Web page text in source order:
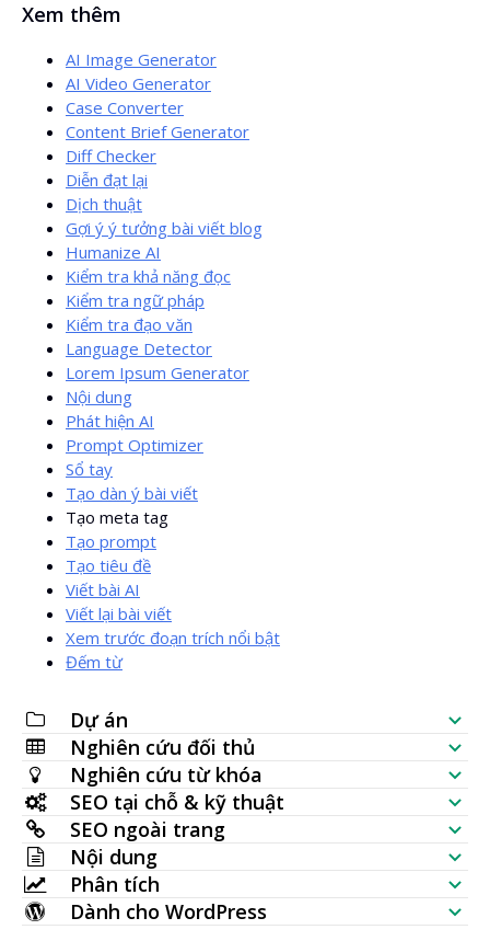
phương pháp tối ưu
Xem thêm
AI Image Generator
AI Video Generator
Case Converter
Content Brief Generator
Diff Checker
Diễn đạt lại
Dịch thuật
Gợi ý ý tưởng bài viết blog
Humanize AI
Kiểm tra khả năng đọc
Kiểm tra ngữ pháp
Kiểm tra đạo văn
Language Detector
Lorem Ipsum Generator
Nội dung
Phát hiện AI
Prompt Optimizer
Sổ tay
Tạo dàn ý bài viết
Tạo meta tag
Tạo prompt
Tạo tiêu đề
Viết bài AI
Viết lại bài viết
Xem trước đoạn trích nổi bật
Đếm từ
Dự án
Danh sách kiểm SEO
Nghiên cứu đối thủ
Kiểm tra khả năng hiển thị website
Phân tích SERP
Nghiên cứu từ khóa
Tạo từ khóa
Kiểm tra lưu lượng tìm kiếm hàng loạt
Ý tưởng từ khóa (dữ liệu trực tiếp)
SEO tại chỗ & kỹ thuật
Kiểm tra SEO
Vị trí từ khóa
SEO ngoài trang
Kiểm tra backlink
Trang được liên kết nhiều nhất
Nội dung
Tạo bài viết bằng AI
Phân tích
Kiểm tra thứ hạng từ khóa
Dành cho WordPress